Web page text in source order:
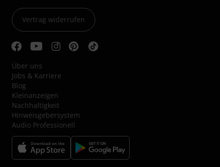
Vertrag widerrufen
Über uns
Jobs & Karriere
Blog
Kleinanzeigen
Nachhaltigkeit
Hinweisgebersystem
Audio Professionell